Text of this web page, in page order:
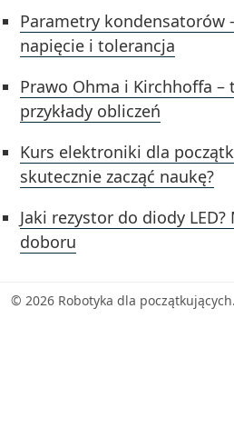
Parametry kondensatorów
napięcie i tolerancja
Prawo Ohma i Kirchhoffa –
przykłady obliczeń
Kurs elektroniki dla
skutecznie zacząć naukę?
Jaki rezystor do diody
doboru
© 2026 Robotyka dla